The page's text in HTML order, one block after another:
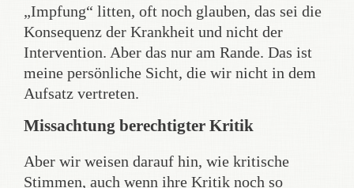
„Impfung“ litten, oft noch glauben, das sei die
Konsequenz der Krankheit und nicht der
Intervention. Aber das nur am Rande. Das ist
meine persönliche Sicht, die wir nicht in dem
Aufsatz vertreten.
Missachtung berechtigter Kritik
Aber wir weisen darauf hin, wie kritische
Stimmen, auch wenn ihre Kritik noch so